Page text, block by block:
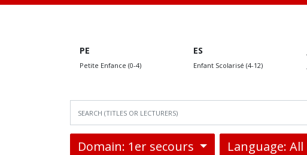
PE
Petite Enfance (0-4)
ES
Enfant Scolarisé (4-12)
Domain: 1er secours Language: All